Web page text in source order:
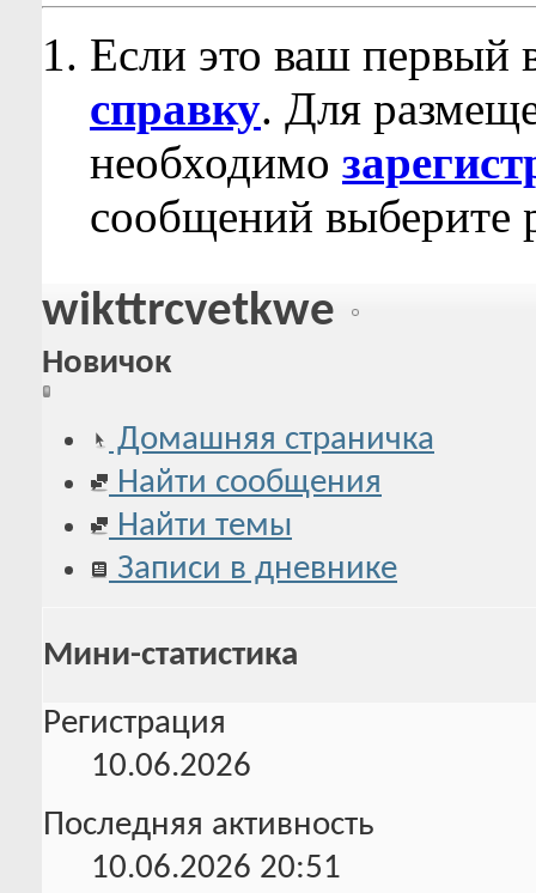
Если это ваш первый
справку. Для
необходимо
сообщений выберите
wikttrcvetkwe
Новичок
Домашняя страничка
Найти сообщения
Найти темы
Записи в дневнике
Мини-статистика
Регистрация
10.06.2026
Последняя активность
10.06.2026 20:51